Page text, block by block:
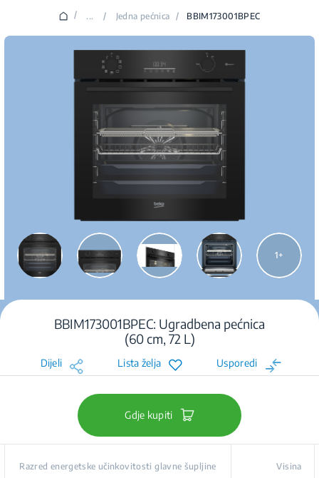
/ ... / Jedna pećnica / BBIM173001BPEC
1
BBIM173001BPEC: Ugradbena pećnica
(60 cm, 72 L)
Dijeli Lista želja Usporedi
Gdje kupiti
Razred energetske učinkovitosti glavne šupljine Visina